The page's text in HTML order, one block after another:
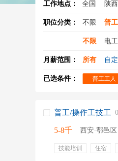
工作地点： 全国 陕
职位分类： 不限 普
不限 电工
水工
缝
月薪范围： 所有 自
已选条件： 普工工人
普工/操作工技工
5-8千 西安·鄠邑
技能培训 住宿